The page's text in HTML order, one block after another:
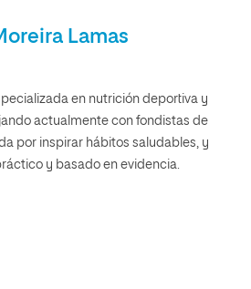
Lamas
en nutrición deportiva y
actualmente con fondistas de
por inspirar hábitos saludables, y
y basado en evidencia.